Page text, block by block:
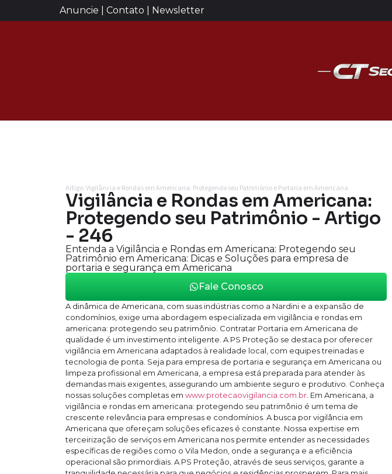
Anuncie | Contato | Newsletter
Artigo: Vigilância e Rondas em Americana: Protegendo seu Patrimônio e Portaria em Americana
Vigilância e Rondas em Americana:
Protegendo seu Patrimônio - Artigo
- 246
Entenda a Vigilância e Rondas em Americana: Protegendo seu
Patrimônio em Americana: Dicas e Soluções para empresa de
portaria e segurança em Americana
Fale Conosco
A dinâmica de Americana, com suas indústrias como a Nardini e a expansão de
condomínios, exige uma abordagem especializada em vigilância e rondas em
americana: protegendo seu patrimônio. Contratar Portaria em Americana de
qualidade é um investimento inteligente. A PS Proteção se destaca por oferecer
vigilância em Americana adaptados à realidade local, com equipes treinadas e
tecnologia de ponta. Seja para empresa de portaria e segurança em Americana ou
limpeza profissional em Americana, a empresa está preparada para atender às
demandas mais exigentes, assegurando um ambiente seguro e produtivo. Conheça
nossas soluções completas em www.protecaovigilancia.com.br . Em Americana, a
vigilância e rondas em americana: protegendo seu patrimônio é um tema de
crescente relevância para empresas e condomínios. A busca por vigilância em
Americana que ofereçam soluções eficazes é constante. Nossa expertise em
terceirização de serviços em Americana nos permite entender as necessidades
específicas de regiões como o Vila Medon, onde a segurança e a eficiência
operacional são primordiais. A PS Proteção, através de seus serviços, garante a